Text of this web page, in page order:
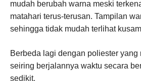
mudah berubah warna meski
matahari terus-terusan. Tampilan
sehingga tidak mudah terlihat
Berbeda lagi dengan poliester yang
seiring berjalannya waktu secara
sedikit.